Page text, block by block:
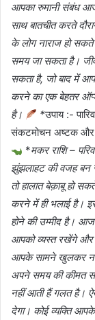
आपका रुमानी संबंध
साथ बातचीत करते
के लोग नाराज हो
समय जा सकता है।
सकता है, जो बाद में
करने का एक बेहतर
है।
*उपाय :-
संकटमोचन अष्टक और
*मकर राशि –
झुंझलाहट की वजह बन
तो हालात बेक़ाबू हो
करने में ही भलाई है।
होने की उम्मीद है।
आपको व्यस्त रखेंगे और
आपके सामने खुलकर
अपने समय की कीमत
नहीं आती हैं गलत है।
देगा। कोई व्यक्ति